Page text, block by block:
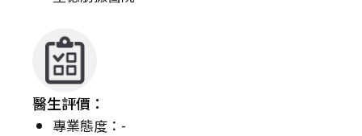
醫生評價：
專業態度：-